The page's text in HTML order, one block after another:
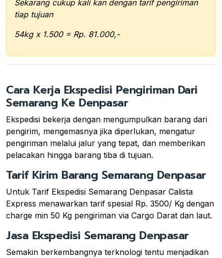
Sekarang cukup kali kan dengan tarif pengiriman
tiap tujuan
54kg x 1.500 = Rp. 81.000,-
Cara Kerja Ekspedisi Pengiriman Dari
Semarang Ke Denpasar
Ekspedisi bekerja dengan mengumpulkan barang dari
pengirim, mengemasnya jika diperlukan, mengatur
pengiriman melalui jalur yang tepat, dan memberikan
pelacakan hingga barang tiba di tujuan.
Tarif Kirim Barang Semarang Denpasar
Untuk Tarif Ekspedisi Semarang Denpasar Calista
Express menawarkan tarif spesial Rp. 3500/ Kg dengan
charge min 50 Kg pengiriman via Cargo Darat dan laut.
Jasa Ekspedisi Semarang Denpasar
Semakin berkembangnya terknologi tentu menjadikan